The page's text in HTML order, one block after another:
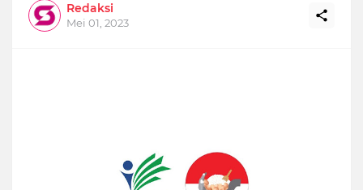
Redaksi
Mei 01, 2023